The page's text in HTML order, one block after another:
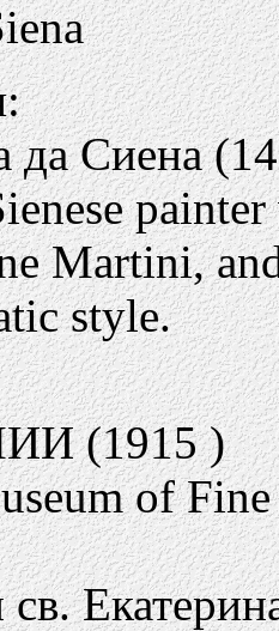
да Сиена
Martini,
style.
(1915 )
of